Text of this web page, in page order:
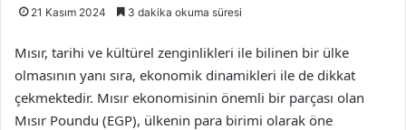
21 Kasım 2024 3 dakika okuma süresi
Mısır, tarihi ve kültürel zenginlikleri ile bilinen bir ülke
olmasının yanı sıra, ekonomik dinamikleri ile de dikkat
çekmektedir. Mısır ekonomisinin önemli bir parçası olan
Mısır Poundu (EGP), ülkenin para birimi olarak öne